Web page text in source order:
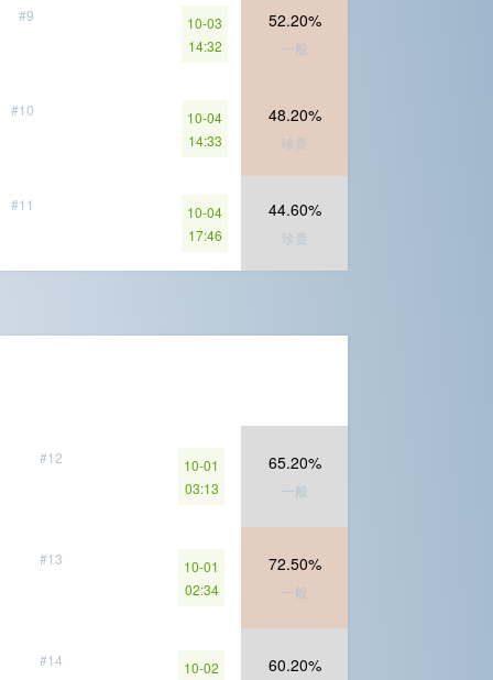
#9
10-03
14:32
52.20%
一般
#10
10-04
14:33
48.20%
珍贵
#11
10-04
17:46
44.60%
珍贵
#12
10-01
03:13
65.20%
一般
#13
10-01
02:34
72.50%
一般
#14
10-02
60.20%